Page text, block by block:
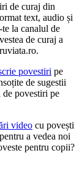
de curaj din
text, audio și
la canalul de
de curaj a
povestiri pe
de sugestii
povestiri pe
video cu povești
a vedea noi
pentru copii?